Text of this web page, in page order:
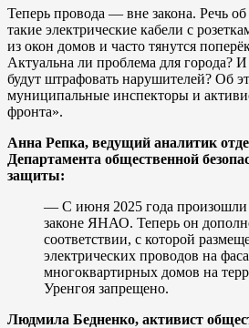
Теперь провода — вне закона. Речь
такие электрические кабели с
из окон домов и часто тянутся
Актуальна ли проблема для города?
будут штрафовать нарушителей? Об
муниципальные инспекторы и
фронта».
Анна Репка, ведущий аналитик
Департамента общественной
защиты:
— С июня 2025 года произошли
законе ЯНАО. Теперь он
соответствии, с которой
электрических проводов на
многоквартирных домов на
Уренгоя запрещено.
Людмила Бедненко, активист